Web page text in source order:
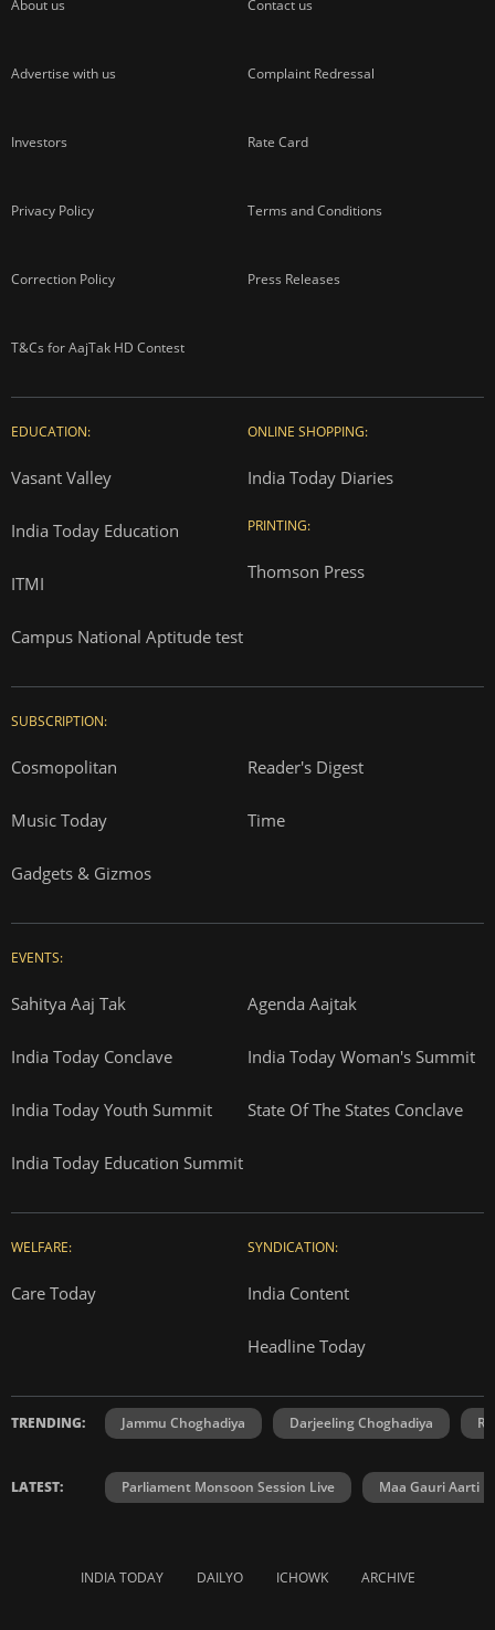
About us Contact us
Advertise with us Complaint Redressal
Investors Rate Card
Privacy Policy Terms and Conditions
Correction Policy Press Releases
T&Cs for AajTak HD Contest
EDUCATION:
Vasant Valley
India Today Education
ITMI
Campus National Aptitude test
ONLINE SHOPPING:
India Today Diaries
PRINTING:
Thomson Press
SUBSCRIPTION:
Cosmopolitan Reader's Digest
Music Today Time
Gadgets & Gizmos
EVENTS:
Sahitya Aaj Tak Agenda Aajtak
India Today Conclave India Today Woman's Summit
India Today Youth Summit State Of The States Conclave
India Today Education Summit
WELFARE:
Care Today
SYNDICATION:
India Content
Headline Today
TRENDING: Jammu Choghadiya Darjeeling Choghadiya
LATEST: Parliament Monsoon Session Live Maa Gauri Aarti
INDIA TODAY DAILYO ICHOWK ARCHIVE